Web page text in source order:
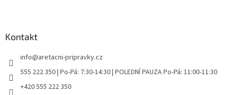
Kontakt
info@aretacni-pripravky.cz
555 222 350 | Po-Pá: 7:30-14:30 | POLEDNÍ PAUZA Po-Pá: 11:00-11:30
+420 555 222 350